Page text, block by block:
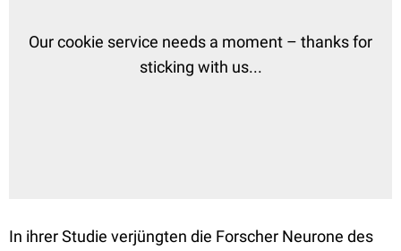
In ihrer Studie verjüngten die Forscher Neurone des